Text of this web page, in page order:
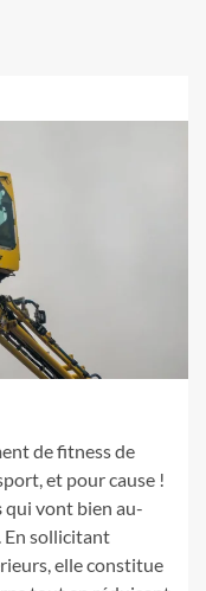
de fitness de
et pour cause !
qui vont bien au-
En sollicitant
elle constitue